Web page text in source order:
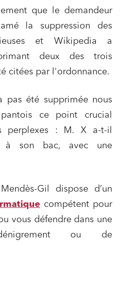
que le demandeur
la suppression des
et Wikipedia a
deux des trois
citées par l'ordonnance.
pas été supprimée nous
pantois ce point crucial
perplexes : M. X a-t-il
à son bac, avec une
Gil dispose d’un
compétent pour
vous défendre dans une
ou de
politique de confidentialité